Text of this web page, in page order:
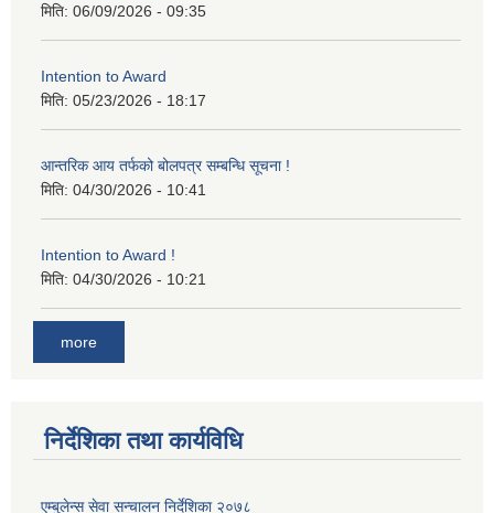
मिति: 06/09/2026 - 09:35
Intention to Award
मिति: 05/23/2026 - 18:17
आन्तरिक आय तर्फको बोलपत्र सम्बन्धि सूचना !
मिति: 04/30/2026 - 10:41
Intention to Award !
मिति: 04/30/2026 - 10:21
more
निर्देशिका तथा कार्यविधि
एम्बुलेन्स सेवा सन्चालन निर्देशिका २०७८